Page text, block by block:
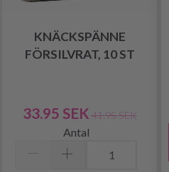
KNÄCKSPÄNNE
FÖRSILVRAT, 10 ST
33.95 SEK 41.95 SEK
Antal